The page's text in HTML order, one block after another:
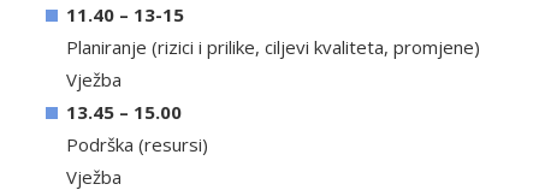
11.40 – 13-15
Planiranje (rizici i prilike, ciljevi kvaliteta, promjene)
Vježba
13.45 – 15.00
Podrška (resursi)
Vježba